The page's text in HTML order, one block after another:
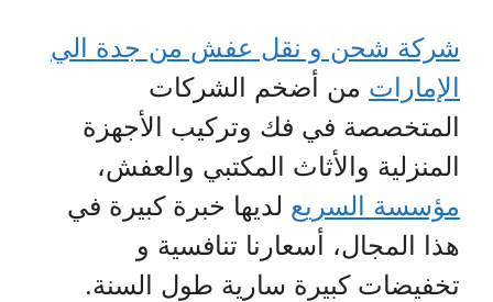
شركة شحن و نقل عفش من جدة الي
الإمارات من أضخم الشركات
المتخصصة في فك وتركيب الأجهزة
المنزلية والأثاث المكتبي والعفش،
مؤسسة السريع لديها خبرة كبيرة في
هذا المجال، أسعارنا تنافسية و
تخفيضات كبيرة سارية طول السنة.